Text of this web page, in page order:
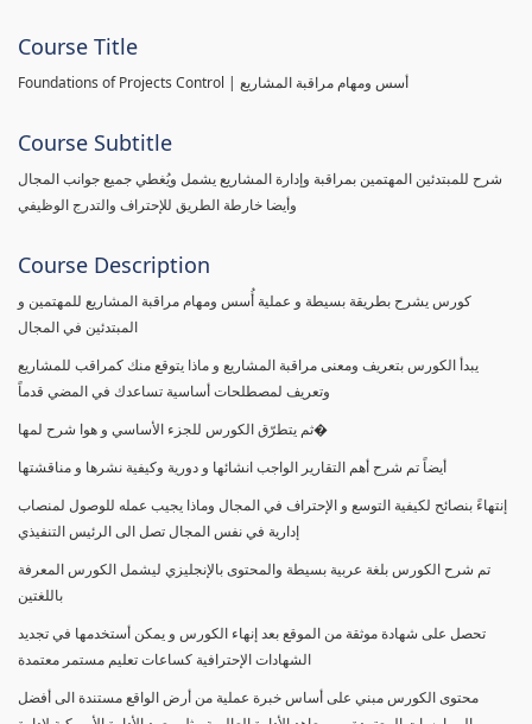
Course Title
Foundations of Projects Control | أسس ومهام مراقبة المشاريع
Course Subtitle
شرح للمبتدئين المهتمين بمراقبة وإدارة المشاريع يشمل ويُغطي جميع جوانب المجال
وأيضا خارطة الطريق للإحتراف والتدرج الوظيفي
Course Description
كورس يشرح بطريقة بسيطة و عملية أُسس ومهام مراقبة المشاريع للمهتمين و
المبتدئين في المجال
يبدأ الكورس بتعريف ومعنى مراقبة المشاريع و ماذا يتوقع منك كمراقب للمشاريع
وتعريف لمصطلحات أساسية تساعدك في المضي قدماً
ثم يتطرّق الكورس للجزء الأساسي و هوا شرح لمها�
أيضاً تم شرح أهم التقارير الواجب انشائها و دورية وكيفية نشرها و مناقشتها
إنتهاءً بنصائح لكيفية التوسع و الإحتراف في المجال وماذا يجيب عمله للوصول لمنصاب
إدارية في نفس المجال تصل الى الرئيس التنفيذي
تم شرح الكورس بلغة عربية بسيطة والمحتوى بالإنجليزي ليشمل الكورس المعرفة
باللغتين
تحصل على شهادة موثقة من الموقع بعد إنهاء الكورس و يمكن أستخدمها في تجديد
الشهادات الإحترافية كساعات تعليم مستمر معتمدة
محتوى الكورس مبني على أساس خبرة عملية من أرض الواقع مستندة الى أفضل